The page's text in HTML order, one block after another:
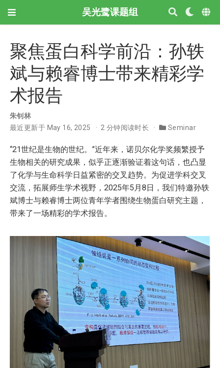
吴光鹭课题组
聚焦蛋白科学前沿：孙轶
斌与赖睿博士带来精彩学
术报告
朱钊林
最近更新于 May 16, 2025
2 分钟阅读时长 Seminar
“21世纪是生物的世纪。”近年来，诺贝尔化学奖频繁授予
生物相关的研究成果，似乎正逐渐验证着这句话，也凸显
了化学与生命科学日益紧密的交叉趋势。为促进学科交叉
交流，拓展师生学术视野，2025年5月8日，我们特邀孙轶
斌博士与赖睿博士两位青年学者围绕生物蛋白研究主题，
带来了一场精彩的学术报告。